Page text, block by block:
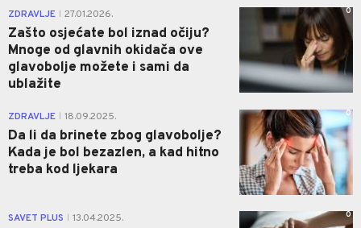
ZDRAVLJE 27.01.2026.
Zašto osjećate bol iznad očiju?
Mnoge od glavnih okidača ove
glavobolje možete i sami da
ublažite
0
ZDRAVLJE 18.09.2025.
Da li da brinete zbog glavobolje?
Kada je bol bezazlen, a kad hitno
treba kod ljekara
0
SAVET PLUS 13.04.2025. 0